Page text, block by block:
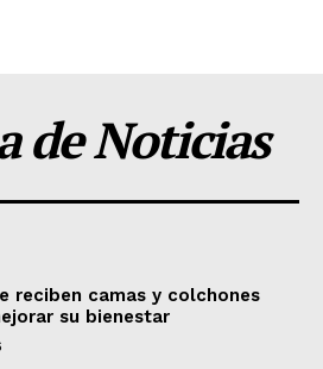
de Noticias
reciben camas y colchones
su bienestar